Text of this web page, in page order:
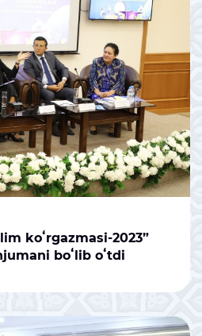
koʻrgazmasi-2023”
boʻlib oʻtdi